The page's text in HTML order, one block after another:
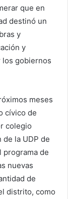
que en
destinó un
y
y
los gobiernos
meses
cívico de
colegio
la UDP de
programa de
nuevas
de
distrito, como